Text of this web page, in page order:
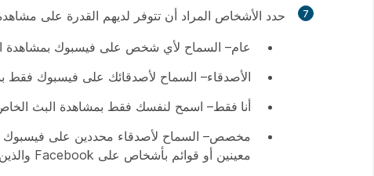
7
حدد الأشخاص المراد أن تتوفر لديهم القدرة على
عام– السماح لأي شخص على فيسبوك بمشاهدة
الأصدقاء– السماح لأصدقائك على فيسبوك فقط
أنا فقط– اسمح لنفسك فقط بمشاهدة البث الخاص
مخصص– السماح لأصدقاء محددين على فيسبوك
معينين أو قوائم بأشخاص على Facebook والذين لا تريد أن تتاح لهم فرصة مشاهدة البث الخاص بك.